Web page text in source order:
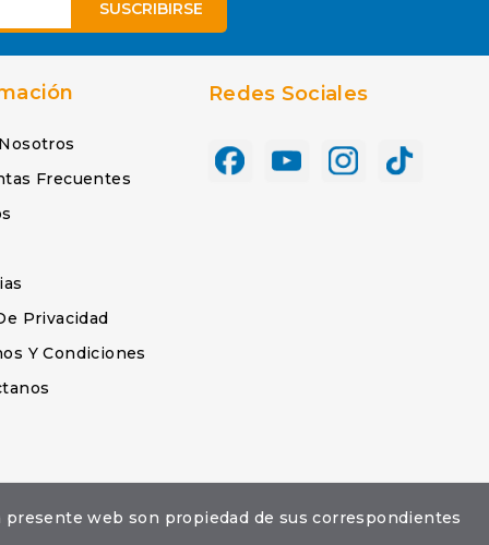
Frecuentes
Privacidad
Y Condiciones
Redes Sociales
presente web son propiedad de sus correspondientes